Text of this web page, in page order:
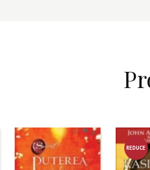
REDUCE